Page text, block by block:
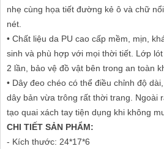
nhẹ cùng họa tiết đường kẻ ô và chữ
nét.
• Chất liệu da PU cao cấp mềm, mịn,
sinh và phù hợp với mọi thời tiết. Lớp
2 lần, bảo vệ đồ vật bên trong an toàn
• Dây đeo chéo có thể điều chỉnh độ
dây bản vừa trông rất thời trang. Ngoài
tạo quai xách tay tiện dụng khi không
CHI TIẾT SẢN PHẨM:
- Kích thước: 24*17*6